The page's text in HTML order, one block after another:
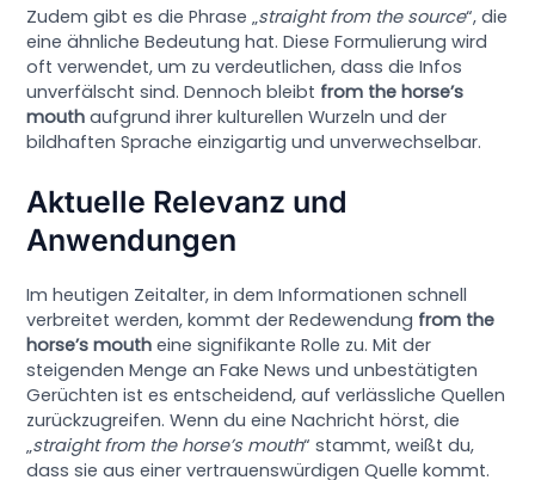
Zudem gibt es die Phrase „straight from the source“, die
eine ähnliche Bedeutung hat. Diese Formulierung wird
oft verwendet, um zu verdeutlichen, dass die Infos
unverfälscht sind. Dennoch bleibt from the horse’s
mouth aufgrund ihrer kulturellen Wurzeln und der
bildhaften Sprache einzigartig und unverwechselbar.
Aktuelle Relevanz und
Anwendungen
Im heutigen Zeitalter, in dem Informationen schnell
verbreitet werden, kommt der Redewendung from the
horse’s mouth eine signifikante Rolle zu. Mit der
steigenden Menge an Fake News und unbestätigten
Gerüchten ist es entscheidend, auf verlässliche Quellen
zurückzugreifen. Wenn du eine Nachricht hörst, die
„straight from the horse’s mouth“ stammt, weißt du,
dass sie aus einer vertrauenswürdigen Quelle kommt.